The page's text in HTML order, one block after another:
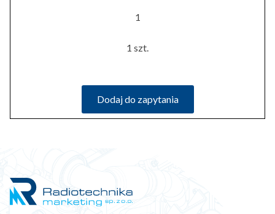
1
1 szt.
Dodaj do zapytania